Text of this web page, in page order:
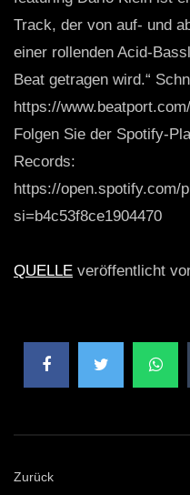
Track, der von auf- und
einer rollenden Acid-
Beat getragen wird.“
https://
Folgen Sie der Spotify-
Records:
https://open.spotify.com/
si=b4c53f8ce1904470
QUELLE veröffentlicht
Zurück